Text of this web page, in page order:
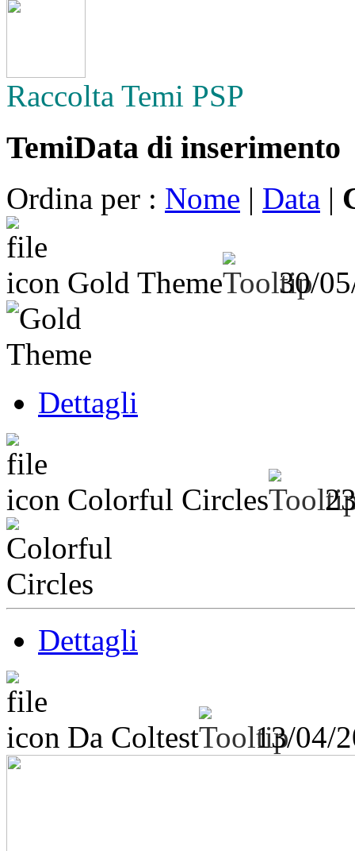
Raccolta Temi PSP
TemiData di inserimento
Ordina per : Nome | Data |
Gold Theme 30/
Dettagli
Colorful Circles
Dettagli
Da Coltest 13/04/